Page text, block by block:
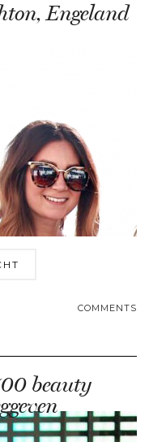
Engeland
COMMENTS
beauty